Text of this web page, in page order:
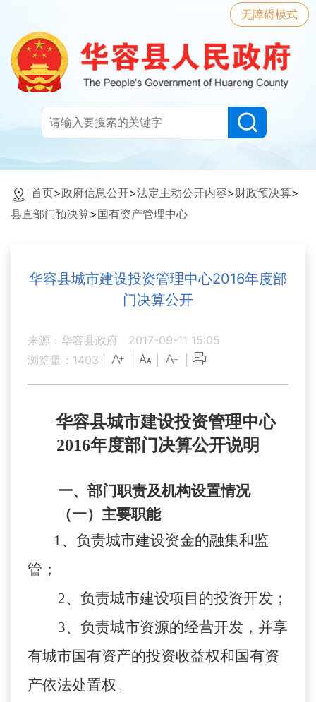
无障碍模式
首页>政府信息公开>法定主动公开内容>财政预决算>
县直部门预决算>国有资产管理中心
华容县城市建设投资管理中心2016年度部
门决算公开
来源：华容县政府
2017-09-11 15:05
浏览量： 1403
华容县城市建设投资管理中心
2016年度部门决算公开说明
一、部门职责及机构设置情况
（一）主要职能
1、负责城市建设资金的融集和监
管；
2、负责城市建设项目的投资开发；
3、负责城市资源的经营开发，并享
有城市国有资产的投资收益权和国有资
产依法处置权。